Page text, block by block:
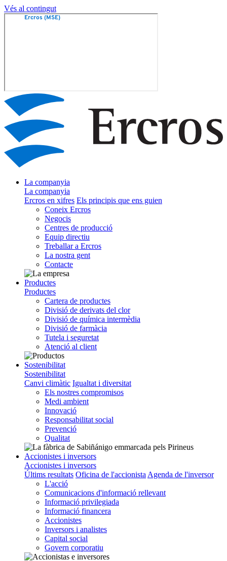
Vés al contingut
La companyia
La companyia
Ercros en xifres Els principis que ens guien
Coneix Ercros
Negocis
Centres de producció
Equip directiu
Treballar a Ercros
La nostra gent
Contacte
Productes
Productes
Cartera de productes
Divisió de derivats del clor
Divisió de química intermèdia
Divisió de farmàcia
Tutela i seguretat
Atenció al client
Sostenibilitat
Sostenibilitat
Canvi climàtic Igualtat i diversitat
Els nostres compromisos
Medi ambient
Innovació
Responsabilitat social
Prevenció
Qualitat
Accionistes i inversors
Accionistes i inversors
Últims resultats Oficina de l'accionista Agenda de l'inversor
L'acció
Comunicacions d'informació rellevant
Informació privilegiada
Informació financera
Accionistes
Inversors i analistes
Capital social
Govern corporatiu